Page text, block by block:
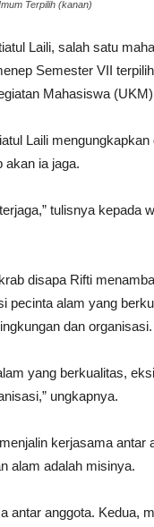
Terpilih (kanan)
Laili, salah satu
Semester VII
Mahasiswa
Laili
akan ia jaga.
tulisnya
disapa Rifti
pecinta alam yang
dan organisasi.
yang berkualitas,
ungkapnya.
kerjasama
alam adalah misinya.
antar anggota. Kedua,